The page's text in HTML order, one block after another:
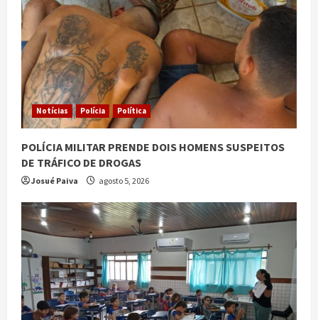
Notícias Polícia Política
POLÍCIA MILITAR PRENDE DOIS HOMENS SUSPEITOS
DE TRÁFICO DE DROGAS
Josué Paiva agosto 5, 2026